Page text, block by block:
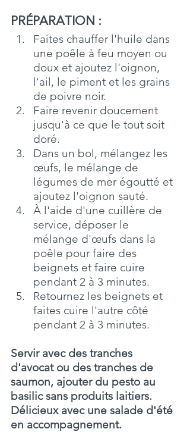
PRÉPARATION :
Faites chauffer l'huile dans
une poêle à feu moyen ou
doux et ajoutez l'oignon,
l'ail, le piment et les grains
de poivre noir.
Faire revenir doucement
jusqu'à ce que le tout soit
doré.
Dans un bol, mélangez les
œufs, le mélange de
légumes de mer égoutté et
ajoutez l'oignon sauté.
À l'aide d'une cuillère de
service, déposer le
mélange d'œufs dans la
poêle pour faire des
beignets et faire cuire
pendant 2 à 3 minutes.
Retournez les beignets et
faites cuire l'autre côté
pendant 2 à 3 minutes.
Servir avec des tranches
d'avocat ou des tranches de
saumon, ajouter du pesto au
basilic sans produits laitiers.
Délicieux avec une salade d'été
en accompagnement.